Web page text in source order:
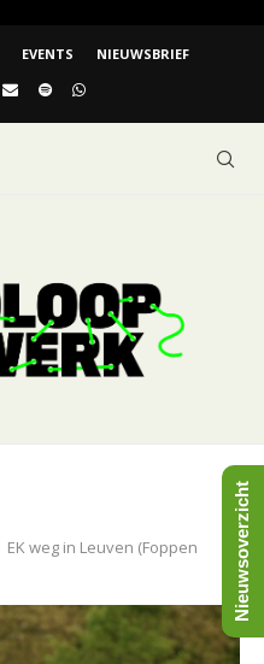
EVENTS NIEUWSBRIEF
EK weg in Leuven (Foppen
Nieuwsoverzicht